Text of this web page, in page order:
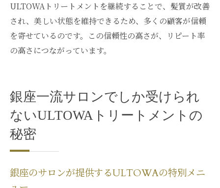
ULTOWAトリートメントを継続することで、髪質が改善
され、美しい状態を維持できるため、多くの顧客が信頼
を寄せているのです。この信頼性の高さが、リピート率
の高さにつながっています。
銀座一流サロンでしか受けられ
ないULTOWAトリートメントの
秘密
銀座のサロンが提供するULTOWAの特別メニ